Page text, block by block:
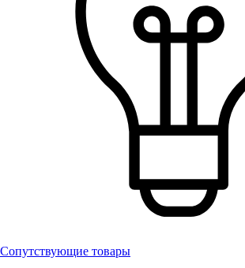
Сопутствующие товары